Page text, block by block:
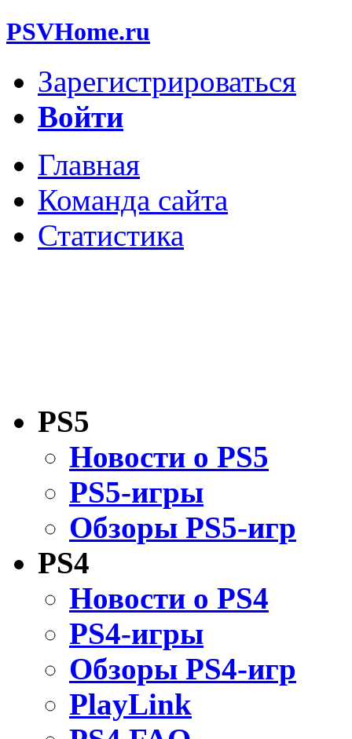
PSVHome.ru
Зарегистрироваться
Войти
Главная
Команда сайта
Статистика
PS5
Новости о PS5
PS5-игры
Обзоры PS5-игр
PS4
Новости о PS4
PS4-игры
Обзоры PS4-игр
PlayLink